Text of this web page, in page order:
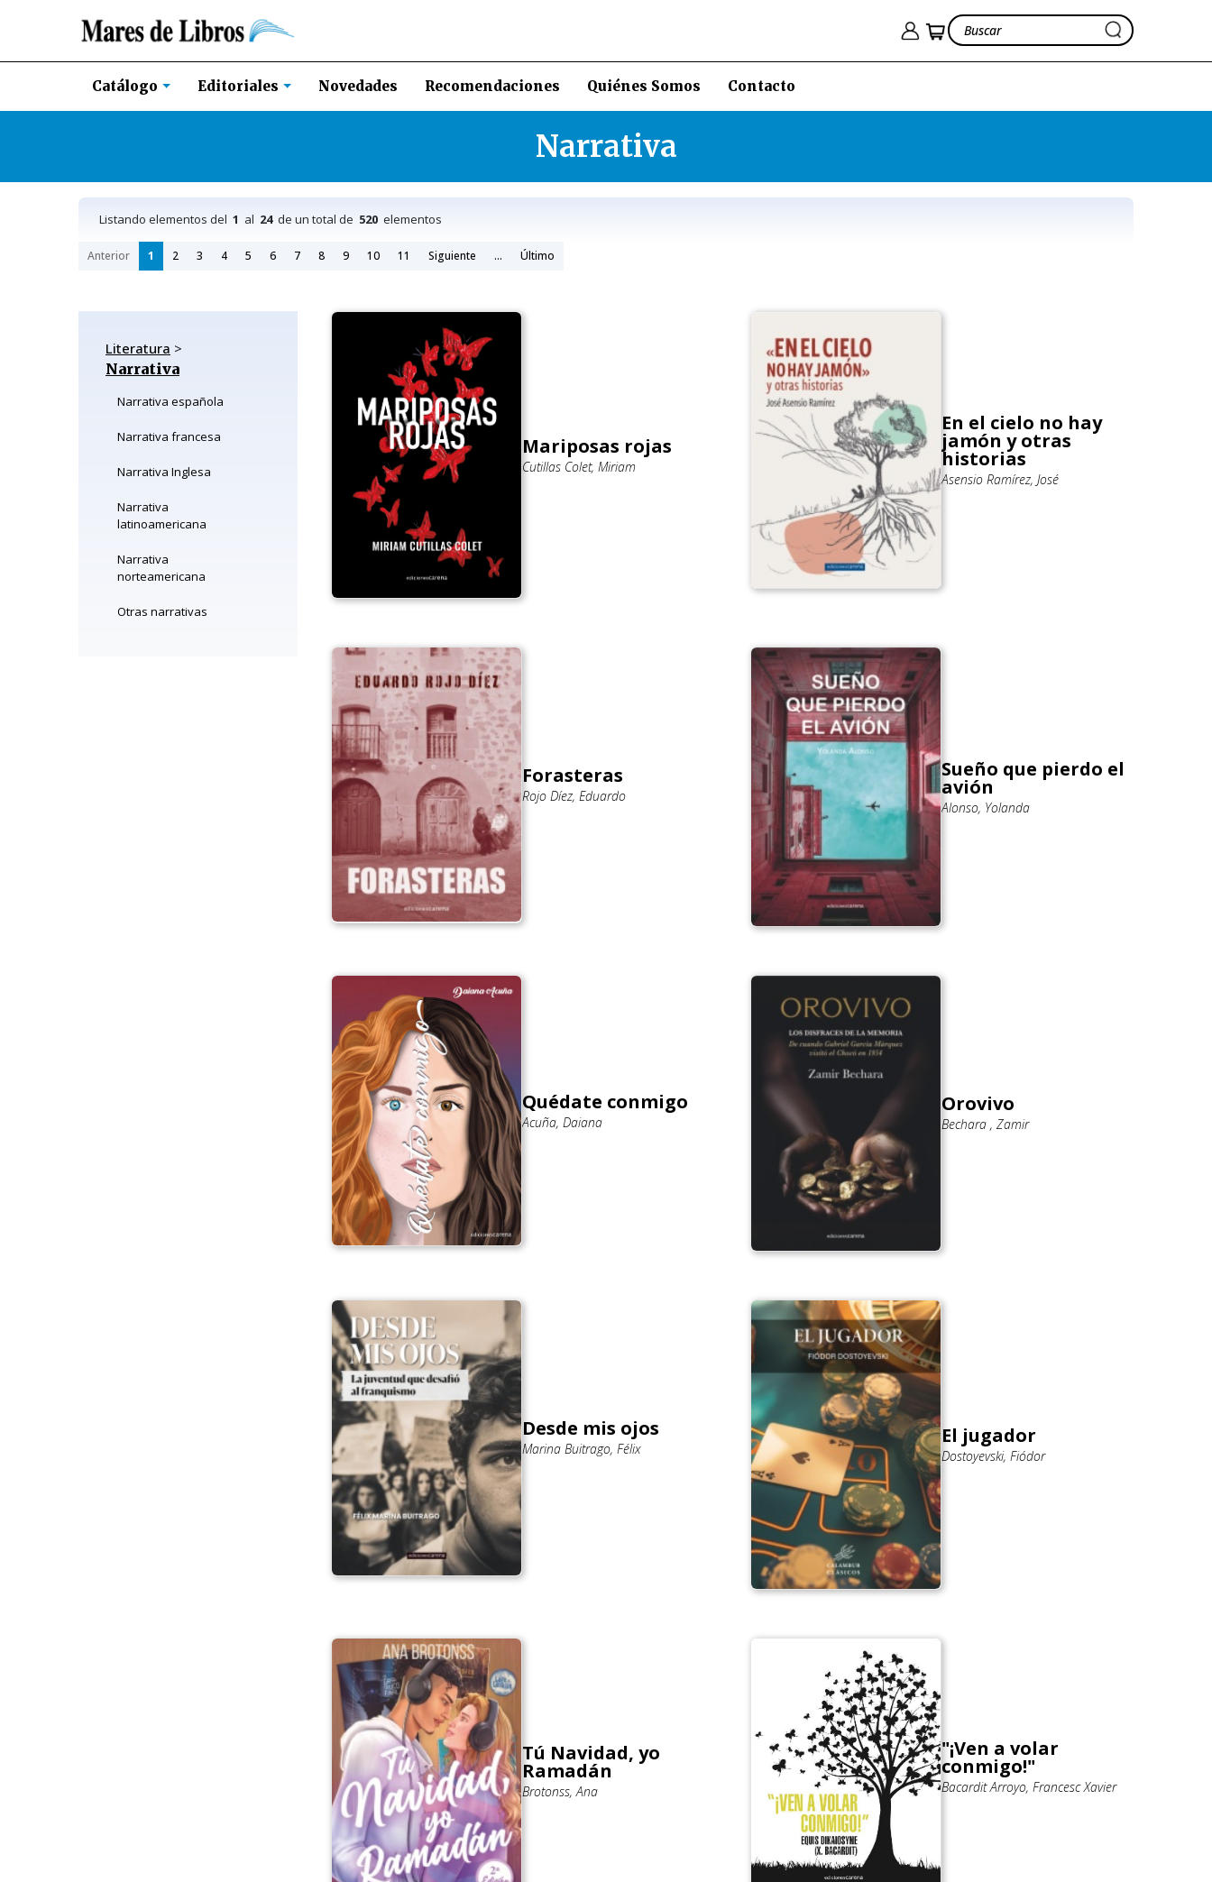
Catálogo Editoriales Novedades Recomendaciones Quiénes Somos Contacto
Narrativa
Listando elementos del 1 al 24de un total de 520 elementos
Anterior 1 2 3 4 5 6 7 8 9 10 11 Siguiente ... Último
Literatura >
Narrativa
Narrativa española
Narrativa francesa
Narrativa Inglesa
Narrativa
latinoamericana
Narrativa
norteamericana
Otras narrativas
Mariposas rojas
Cutillas Colet, Miriam
En el cielo no hay
jamón y otras
historias
Asensio Ramírez, José
Forasteras
Rojo Díez, Eduardo
Sueño que pierdo el
avión
Alonso, Yolanda
Quédate conmigo
Acuña, Daiana
Orovivo
Bechara , Zamir
Desde mis ojos
Marina Buitrago, Félix
El jugador
Dostoyevski, Fiódor
Tú Navidad, yo
Ramadán
Brotonss, Ana
"¡Ven a volar
conmigo!"
Bacardit Arroyo, Francesc Xavier